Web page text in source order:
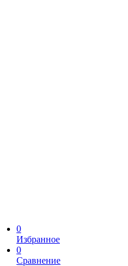
0
Избранное
0
Сравнение